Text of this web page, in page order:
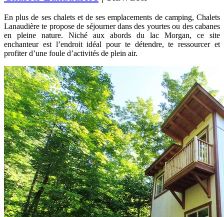
En plus de ses chalets et de ses emplacements de camping, Chalets
Lanaudière te propose de séjourner dans des yourtes ou des cabanes
en pleine nature. Niché aux abords du lac Morgan, ce site
enchanteur est l’endroit idéal pour te détendre, te ressourcer et
profiter d’une foule d’activités de plein air.